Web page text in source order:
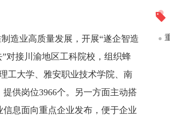
造业高质量发展，开展“遂企智造
对接川渝地区工科院校，组织蜂
工大学、雅安职业技术学院、南
供岗位3966个。另一方面主动搭
息面向重点企业发布，便于企业